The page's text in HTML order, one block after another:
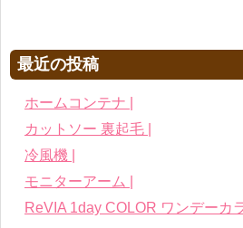
最近の投稿
ホームコンテナ |
カットソー 裏起毛 |
冷風機 |
モニターアーム |
ReVIA 1day COLOR ワンデーカ